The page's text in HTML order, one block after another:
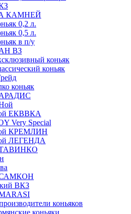
КАМНЕЙ
0,2 л.
0,5 л.
в п/у
ВЗ
коньяк
коньяк
коньяк
АРАДИС
ЕКВВКА
Very Special
КРЕМЛИН
ЛЕГЕНДА
ТАВИНКО
САМКОН
ВКЗ
коньяков
коньяки